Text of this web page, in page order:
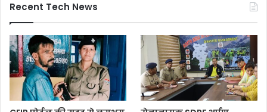
Recent Tech News